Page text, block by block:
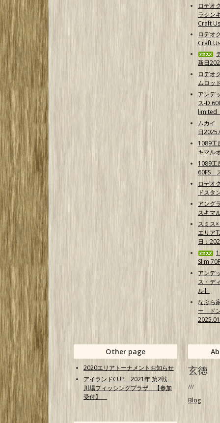
ロデオ
ラシン
Craft
ロデオ
Craft
新日
ロデオ
ムロッ
アンデ
ス-D
limited
ムカイ
日
1089
キマル
1089
60FS
ロデオ
ドスタ
アング
スキマ
スミス
エリア
日：
Slim
アンデ
ス・デ
ル】
なぶら
ー ド
Other page
2020エリアトーナメントお知らせ
アイランドCUP 2021年 第2戦
川場フィッシングプラザ 【参加
受付】
玄徳
///
Blog